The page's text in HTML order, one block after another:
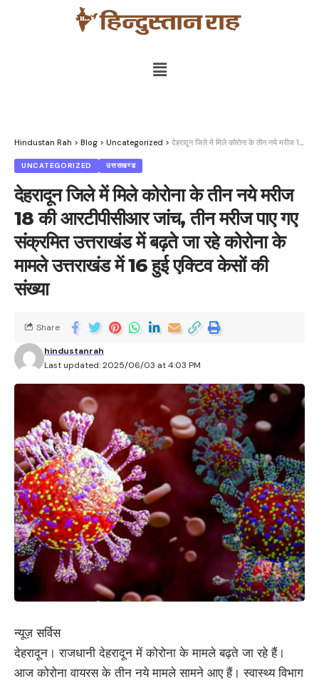
Hindustan Rah > Blog > Uncategorized > देहरादून जिले में मिले कोरोना के तीन नये मरीज 18 की आरटीपीसीआर जांच, तीन मरीज पाए गए संक्रमित उत्तराखंड में बढ़ते जा रहे कोरोना के मामले उत्तराखंड में 16 हुई एक्टिव केसों की संख्या
UNCATEGORIZED उत्तराखण्ड
देहरादून जिले में मिले कोरोना के तीन नये मरीज
18 की आरटीपीसीआर जांच, तीन मरीज पाए गए
संक्रमित उत्तराखंड में बढ़ते जा रहे कोरोना के
मामले उत्तराखंड में 16 हुई एक्टिव केसों की
संख्या
Last updated: 2025/06/03 at 4:03 PM
hindustanrah
Share
न्यूज़ सर्विस
देहरादून। राजधानी देहरादून में कोरोना के मामले बढ़ते जा रहे हैं।
आज कोरोना वायरस के तीन नये मामले सामने आए हैं। स्वास्थ्य विभाग